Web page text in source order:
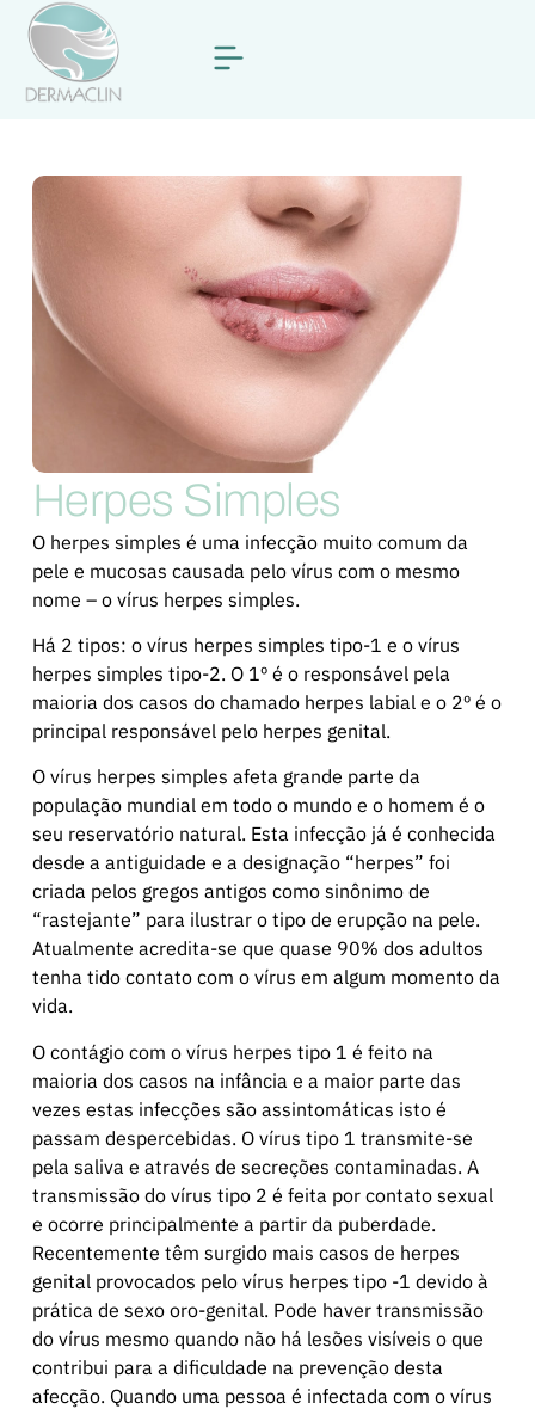
Herpes Simples
O herpes simples é uma infecção muito comum da
pele e mucosas causada pelo vírus com o mesmo
nome – o vírus herpes simples.
Há 2 tipos: o vírus herpes simples tipo-1 e o vírus
herpes simples tipo-2. O 1º é o responsável pela
maioria dos casos do chamado herpes labial e o 2º é o
principal responsável pelo herpes genital.
O vírus herpes simples afeta grande parte da
população mundial em todo o mundo e o homem é o
seu reservatório natural. Esta infecção já é conhecida
desde a antiguidade e a designação “herpes” foi
criada pelos gregos antigos como sinônimo de
“rastejante” para ilustrar o tipo de erupção na pele.
Atualmente acredita-se que quase 90% dos adultos
tenha tido contato com o vírus em algum momento da
vida.
O contágio com o vírus herpes tipo 1 é feito na
maioria dos casos na infância e a maior parte das
vezes estas infecções são assintomáticas isto é
passam despercebidas. O vírus tipo 1 transmite-se
pela saliva e através de secreções contaminadas. A
transmissão do vírus tipo 2 é feita por contato sexual
e ocorre principalmente a partir da puberdade.
Recentemente têm surgido mais casos de herpes
genital provocados pelo vírus herpes tipo -1 devido à
prática de sexo oro-genital. Pode haver transmissão
do vírus mesmo quando não há lesões visíveis o que
contribui para a dificuldade na prevenção desta
afecção. Quando uma pessoa é infectada com o vírus